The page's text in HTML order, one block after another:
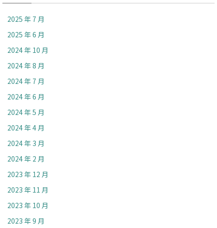
2025 年 7 月
2025 年 6 月
2024 年 10 月
2024 年 8 月
2024 年 7 月
2024 年 6 月
2024 年 5 月
2024 年 4 月
2024 年 3 月
2024 年 2 月
2023 年 12 月
2023 年 11 月
2023 年 10 月
2023 年 9 月